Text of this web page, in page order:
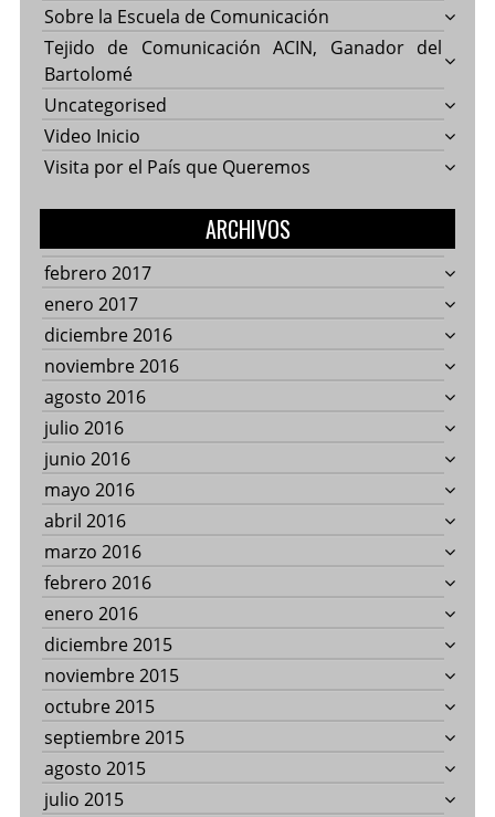
Sobre la Escuela de Comunicación
Tejido de Comunicación ACIN, Ganador del
Bartolomé
Uncategorised
Video Inicio
Visita por el País que Queremos
ARCHIVOS
febrero 2017
enero 2017
diciembre 2016
noviembre 2016
agosto 2016
julio 2016
junio 2016
mayo 2016
abril 2016
marzo 2016
febrero 2016
enero 2016
diciembre 2015
noviembre 2015
octubre 2015
septiembre 2015
agosto 2015
julio 2015